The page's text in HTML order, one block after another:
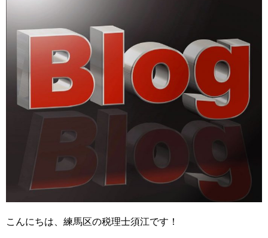
こんにちは、練馬区の税理士須江です！